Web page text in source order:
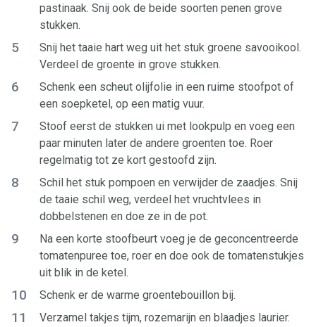
pastinaak. Snij ook de beide soorten penen grove
stukken.
5
Snij het taaie hart weg uit het stuk groene savooikool.
Verdeel de groente in grove stukken.
6
Schenk een scheut olijfolie in een ruime stoofpot of
een soepketel, op een matig vuur.
7
Stoof eerst de stukken ui met lookpulp en voeg een
paar minuten later de andere groenten toe. Roer
regelmatig tot ze kort gestoofd zijn.
8
Schil het stuk pompoen en verwijder de zaadjes. Snij
de taaie schil weg, verdeel het vruchtvlees in
dobbelstenen en doe ze in de pot.
9
Na een korte stoofbeurt voeg je de geconcentreerde
tomatenpuree toe, roer en doe ook de tomatenstukjes
uit blik in de ketel.
10 Schenk er de warme groentebouillon bij.
11
Verzamel takjes tijm, rozemarijn en blaadjes laurier.